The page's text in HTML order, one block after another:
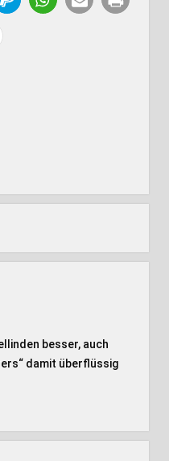
besser, auch
damit überflüssig